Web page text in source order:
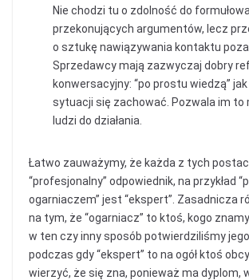
Nie chodzi tu o zdolność do
przekonujących argumentów, lecz
o sztukę nawiązywania kontaktu
Sprzedawcy mają zazwyczaj dobry
konwersacyjny: “po prostu wiedzą”
sytuacji się zachować. Pozwala im to
ludzi do działania.
Łatwo zauważymy, że każda z tych
“profesjonalny” odpowiednik, na przykład
ogarniaczem” jest “ekspert”. Zasadnicza
na tym, że “ogarniacz” to ktoś, kogo
w ten czy inny sposób potwierdziliśmy
podczas gdy “ekspert” to na ogół ktoś
wierzyć, że się zna, ponieważ ma dyplom,